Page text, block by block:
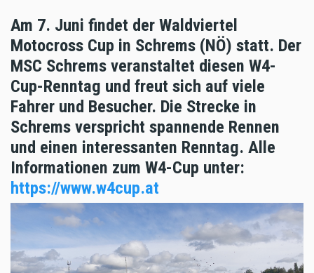
Am 7. Juni findet der Waldviertel
Motocross Cup in Schrems (NÖ) statt. Der
MSC Schrems veranstaltet diesen W4-
Cup-Renntag und freut sich auf viele
Fahrer und Besucher. Die Strecke in
Schrems verspricht spannende Rennen
und einen interessanten Renntag. Alle
Informationen zum W4-Cup unter:
https://www.w4cup.at